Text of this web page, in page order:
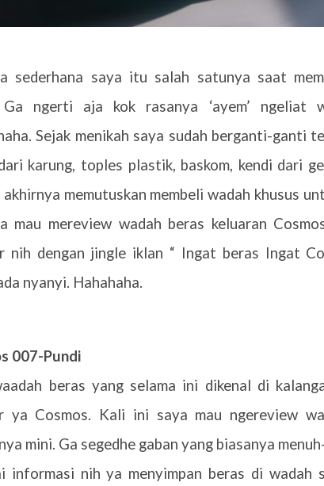
sederhana saya itu salah satunya saat
Ga ngerti aja kok rasanya ‘ayem’ ngeliat
Sejak menikah saya sudah berganti-ganti
karung, toples plastik, baskom, kendi dari
akhirnya memutuskan membeli wadah khusus
mau mereview wadah beras keluaran
nih dengan jingle iklan “ Ingat beras Ingat
nyanyi. Hahahaha.
007-Pundi
beras yang selama ini dikenal di
ya Cosmos. Kali ini saya mau ngereview
mini. Ga segedhe gaban yang biasanya
informasi nih ya menyimpan beras di